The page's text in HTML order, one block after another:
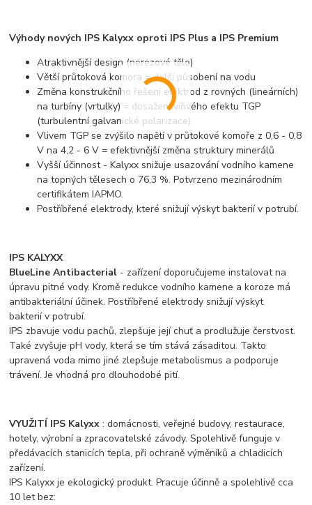
Výhody nových IPS Kalyxx oproti IPS Plus a IPS Premium
Atraktivnější design (nerezové tělo)
Větší průtoková komora = delší působení na vodu
Změna konstrukčního řešení elektrod z rovných (lineárních)
na turbíny (vrtulky) = dosažení vířivého efektu TGP
(turbulentní galvanické polarizace)
Vlivem TGP se zvýšilo napětí v průtokové komoře z 0,6 - 0,8
V na 4,2 - 6 V = efektivnější změna struktury minerálů
Vyšší účinnost - Kalyxx snižuje usazování vodního kamene
na topných tělesech o 76,3 %. Potvrzeno mezinárodním
certifikátem IAPMO.
Postříbřené elektrody, které snižují výskyt bakterií v potrubí.
IPS KALYXX
BlueLine Antibacterial - zařízení doporučujeme instalovat na
úpravu pitné vody. Kromě redukce vodního kamene a koroze má
antibakteriální účinek. Postříbřené elektrody snižují výskyt
bakterií v potrubí.
IPS zbavuje vodu pachů, zlepšuje její chuť a prodlužuje čerstvost.
Také zvyšuje pH vody, která se tím stává zásaditou. Takto
upravená voda mimo jiné zlepšuje metabolismus a podporuje
trávení. Je vhodná pro dlouhodobé pití.
VYUŽITÍ IPS Kalyxx : domácnosti, veřejné budovy, restaurace,
hotely, výrobní a zpracovatelské závody. Spolehlivě funguje v
předávacích stanicích tepla, při ochraně výměníků a chladicích
zařízení.
IPS Kalyxx je ekologický produkt. Pracuje účinně a spolehlivě cca
10 let bez: